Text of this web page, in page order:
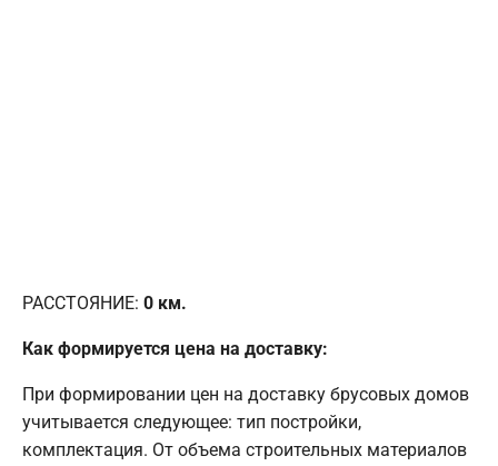
РАССТОЯНИЕ: 0 км.
Как формируется цена на доставку:
При формировании цен на доставку брусовых домов
учитывается следующее: тип постройки,
комплектация. От объема строительных материалов